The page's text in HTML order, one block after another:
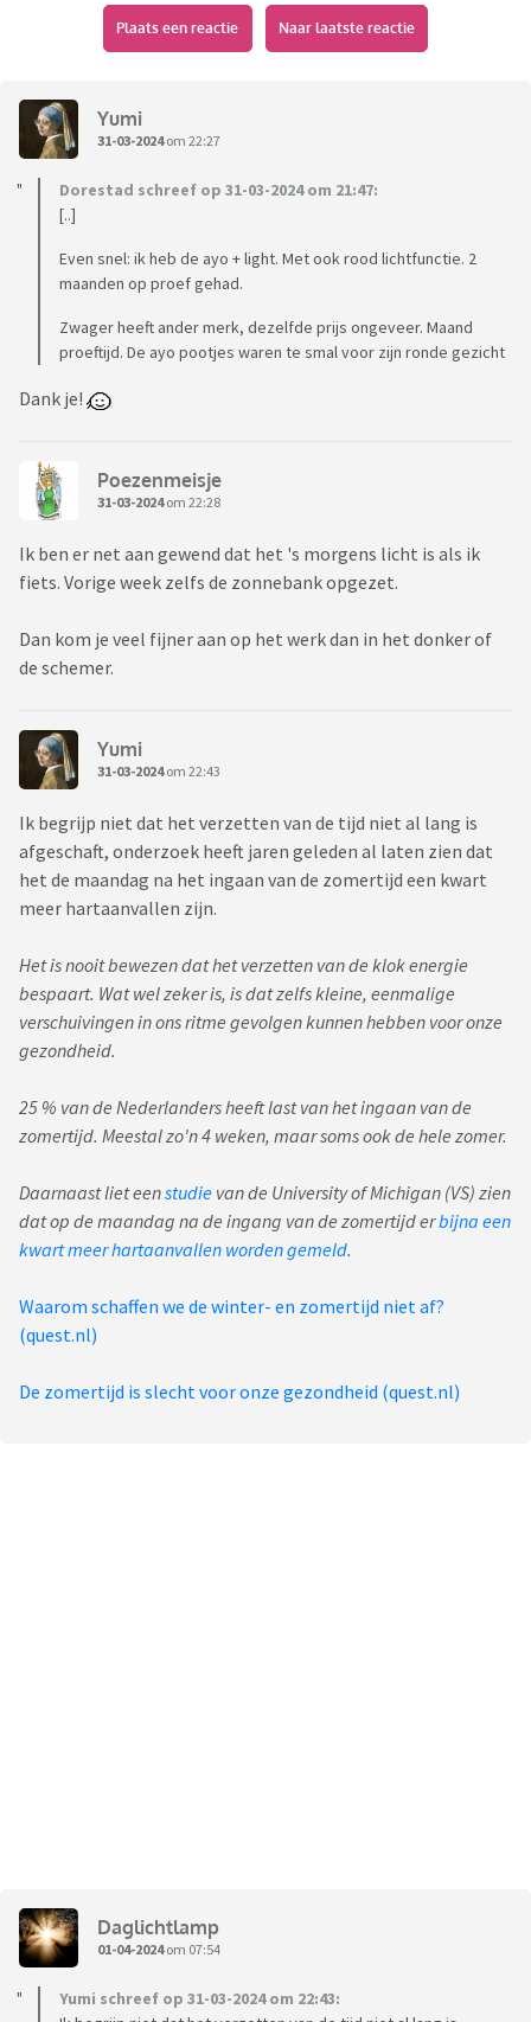
Plaats een reactie Naar laatste reactie
Yumi
31-03-2024om 22:27
Dorestad schreef op 31-03-2024 om 21:47:
[..]
Even snel: ik heb de ayo + light. Met ook rood lichtfunctie. 2
maanden op proef gehad.
Zwager heeft ander merk, dezelfde prijs ongeveer. Maand
proeftijd. De ayo pootjes waren te smal voor zijn ronde gezicht
Dank je!
Poezenmeisje
31-03-2024om 22:28
Ik ben er net aan gewend dat het 's morgens licht is als ik
fiets. Vorige week zelfs de zonnebank opgezet.
Dan kom je veel fijner aan op het werk dan in het donker of
de schemer.
Yumi
31-03-2024om 22:43
Ik begrijp niet dat het verzetten van de tijd niet al lang is
afgeschaft, onderzoek heeft jaren geleden al laten zien dat
het de maandag na het ingaan van de zomertijd een kwart
meer hartaanvallen zijn.
Het is nooit bewezen dat het verzetten van de klok energie
bespaart. Wat wel zeker is, is dat zelfs kleine, eenmalige
verschuivingen in ons ritme gevolgen kunnen hebben voor onze
gezondheid.
25 % van de Nederlanders heeft last van het ingaan van de
zomertijd. Meestal zo'n 4 weken, maar soms ook de hele zomer.
Daarnaast liet eenstudie van de University of Michigan (VS) zien
dat op de maandag na de ingang van de zomertijd erbijna een
kwart meer hartaanvallen worden gemeld.
Waarom schaffen we de winter- en zomertijd niet af?
(quest.nl)
De zomertijd is slecht voor onze gezondheid (quest.nl)
Daglichtlamp
01-04-2024om 07:54
Yumi schreef op 31-03-2024 om 22:43: